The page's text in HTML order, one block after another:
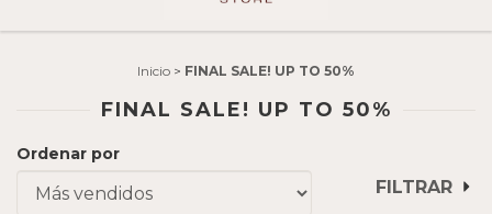
Inicio > FINAL SALE! UP TO 50%
FINAL SALE! UP TO 50%
Ordenar por
FILTRAR